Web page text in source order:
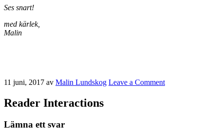
Ses snart!
med kärlek,
Malin
11 juni, 2017 av Malin Lundskog Leave a Comment
Reader Interactions
Lämna ett svar